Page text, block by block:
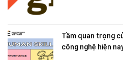
Tầm quan trọng
công nghệ hiện